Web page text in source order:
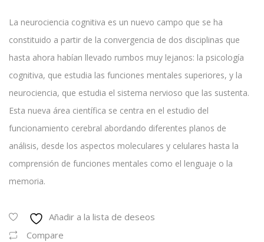
La neurociencia cognitiva es un nuevo campo que se ha
constituido a partir de la convergencia de dos disciplinas que
hasta ahora habían llevado rumbos muy lejanos: la psicología
cognitiva, que estudia las funciones mentales superiores, y la
neurociencia, que estudia el sistema nervioso que las sustenta.
Esta nueva área científica se centra en el estudio del
funcionamiento cerebral abordando diferentes planos de
análisis, desde los aspectos moleculares y celulares hasta la
comprensión de funciones mentales como el lenguaje o la
memoria.
Añadir a la lista de deseos
Compare